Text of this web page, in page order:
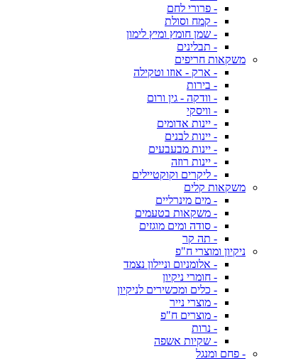
- פרורי לחם
- קמח וסולת
- שמן חומץ ומיץ לימון
- תבלינים
משקאות חריפים
- ארק - אוזו וטקילה
- בירות
- וודקה - גין ורום
- וויסקי
- יינות אדומים
- יינות לבנים
- יינות מבעבעים
- יינות רוזה
- ליקרים וקוקטיילים
משקאות קלים
- מים מינרליים
- משקאות בטעמים
- סודה ומים מוגזים
- תה קר
ניקיון ומוצרי ח"פ
- אלומניום וניילון נצמד
- חומרי ניקיון
- כלים ומכשירים לניקיון
- מוצרי נייר
- מוצרים ח"פ
- נרות
- שקיות אשפה
- פחם ומנגל